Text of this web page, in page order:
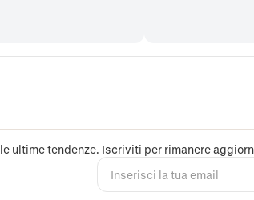
ultime tendenze. Iscriviti per rimanere